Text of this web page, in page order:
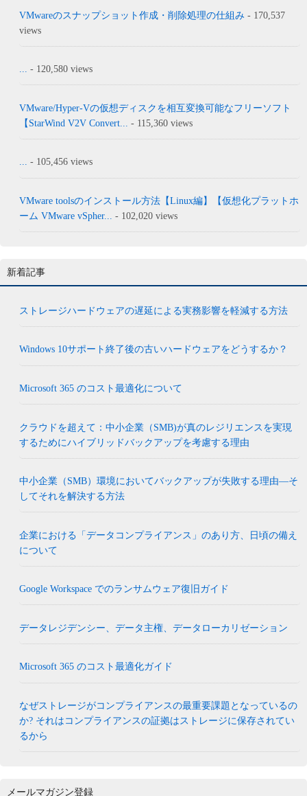
VMwareのスナップショット作成・削除処理の仕組み - 170,537
views
... - 120,580 views
VMware/Hyper-Vの仮想ディスクを相互変換可能なフリーソフト
【StarWind V2V Convert...
- 115,360 views
... - 105,456 views
VMware toolsのインストール方法【Linux編】【仮想化プラットホ
ーム VMware vSpher...
- 102,020 views
新着記事
ストレージハードウェアの遅延による実務影響を軽減する方法
Windows 10サポート終了後の古いハードウェアをどうするか？
Microsoft 365 のコスト最適化について
クラウドを超えて：中小企業（SMB)が真のレジリエンスを実現
するためにハイブリッドバックアップを考慮する理由
中小企業（SMB）環境においてバックアップが失敗する理由―そ
してそれを解決する方法
企業における「データコンプライアンス」のあり方、日頃の備え
について
Google Workspace でのランサムウェア復旧ガイド
データレジデンシー、データ主権、データローカリゼーション
Microsoft 365 のコスト最適化ガイド
なぜストレージがコンプライアンスの最重要課題となっているの
か? それはコンプライアンスの証拠はストレージに保存されてい
るから
メールマガジン登録